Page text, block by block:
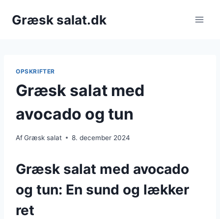
Græsk salat.dk
OPSKRIFTER
Græsk salat med
avocado og tun
AfGræsk salat 8. december 2024
Græsk salat med avocado
og tun: En sund og lækker
ret